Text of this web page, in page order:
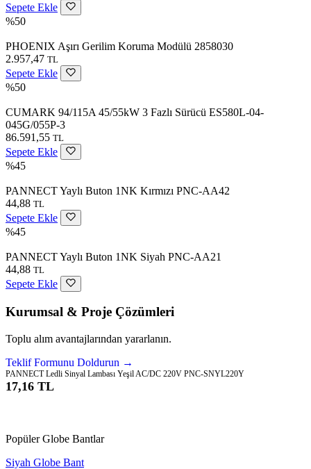
Sepete Ekle
%50
PHOENIX Aşırı Gerilim Koruma Modülü 2858030
2.957,47 TL
Sepete Ekle
%50
CUMARK 94/115A 45/55kW 3 Fazlı Sürücü ES580L-04-
045G/055P-3
86.591,55 TL
Sepete Ekle
%45
PANNECT Yaylı Buton 1NK Kırmızı PNC-AA42
44,88 TL
Sepete Ekle
%45
PANNECT Yaylı Buton 1NK Siyah PNC-AA21
44,88 TL
Sepete Ekle
Kurumsal & Proje Çözümleri
Toplu alım avantajlarından yararlanın.
Teklif Formunu Doldurun →
PANNECT Ledli Sinyal Lambası Yeşil AC/DC 220V PNC-SNYL220Y
17,16 TL
Popüler Globe Bantlar
Siyah Globe Bant